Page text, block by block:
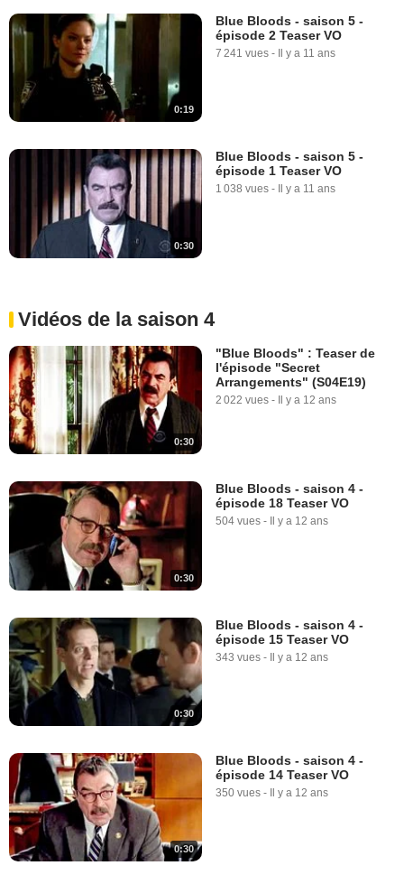
0:19
Blue Bloods - saison 5 -
épisode 2 Teaser VO
7 241 vues - Il y a 11 ans
0:30
Blue Bloods - saison 5 -
épisode 1 Teaser VO
1 038 vues - Il y a 11 ans
Vidéos de la saison 4
0:30
"Blue Bloods" : Teaser de
l'épisode "Secret
Arrangements" (S04E19)
2 022 vues - Il y a 12 ans
0:30
Blue Bloods - saison 4 -
épisode 18 Teaser VO
504 vues - Il y a 12 ans
0:30
Blue Bloods - saison 4 -
épisode 15 Teaser VO
343 vues - Il y a 12 ans
0:30
Blue Bloods - saison 4 -
épisode 14 Teaser VO
350 vues - Il y a 12 ans